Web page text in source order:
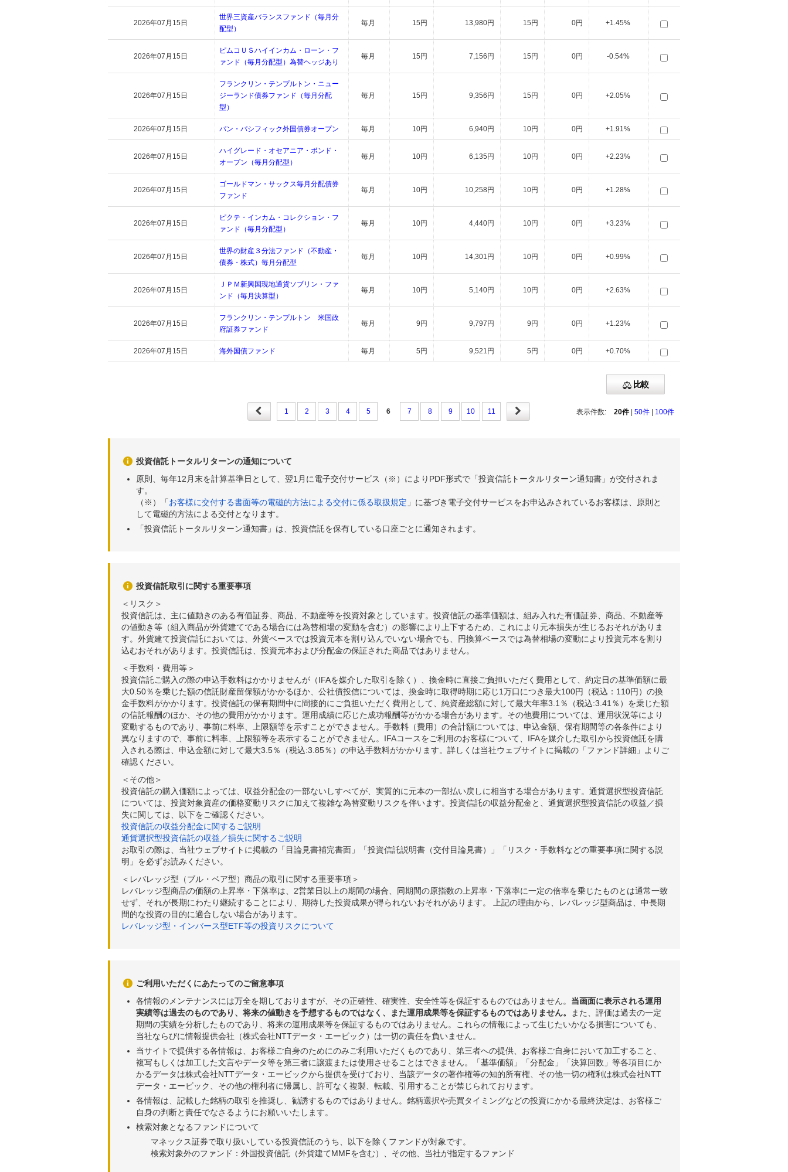
2026年07月15日
世界三資産バランスファンド（毎月分
配型）
毎月 15円 13,980円 15円 0円 +1.45%
2026年07月15日
ピムコＵＳハイインカム・ローン・フ
ァンド（毎月分配型）為替ヘッジあり
毎月 15円 7,156円 15円 0円 -0.54%
2026年07月15日
フランクリン・テンプルトン・ニュー
ジーランド債券ファンド（毎月分配
型）
毎月 15円 9,356円 15円 0円 +2.05%
2026年07月15日 パン・パシフィック外国債券オープン 毎月 10円 6,940円 10円 0円 +1.91%
2026年07月15日
ハイグレード・オセアニア・ボンド・
オープン（毎月分配型）
毎月 10円 6,135円 10円 0円 +2.23%
2026年07月15日
ゴールドマン・サックス毎月分配債券
ファンド
毎月 10円 10,258円 10円 0円 +1.28%
2026年07月15日
ピクテ・インカム・コレクション・フ
ァンド（毎月分配型）
毎月 10円 4,440円 10円 0円 +3.23%
2026年07月15日
世界の財産３分法ファンド（不動産・
債券・株式）毎月分配型
毎月 10円 14,301円 10円 0円 +0.99%
2026年07月15日
ＪＰＭ新興国現地通貨ソブリン・ファ
ンド（毎月決算型）
毎月 10円 5,140円 10円 0円 +2.63%
2026年07月15日
フランクリン・テンプルトン 米国政
府証券ファンド
毎月 9円 9,797円 9円 0円 +1.23%
2026年07月15日 海外国債ファンド 毎月 5円 9,521円 5円 0円 +0.70%
比較
1 2 3 4 5 6 7 8 9 10 11 表示件数: 20件 50件 100件
投資信託トータルリターンの通知について
原則、毎年12月末を計算基準日として、翌1月に電子交付サービス（※）によりPDF形式で「投資信託トータルリターン通知書」が交付されま
す。
（※）「お客様に交付する書面等の電磁的方法による交付に係る取扱規定 」に基づき電子交付サービスをお申込みされているお客様は、原則と
して電磁的方法による交付となります。
「投資信託トータルリターン通知書」は、投資信託を保有している口座ごとに通知されます。
投資信託取引に関する重要事項
＜リスク＞
投資信託は、主に値動きのある有価証券、商品、不動産等を投資対象としています。投資信託の基準価額は、組み入れた有価証券、商品、不動産等
の値動き等（組入商品が外貨建てである場合には為替相場の変動を含む）の影響により上下するため、これにより元本損失が生じるおそれがありま
す。外貨建て投資信託においては、外貨ベースでは投資元本を割り込んでいない場合でも、円換算ベースでは為替相場の変動により投資元本を割り
込むおそれがあります。投資信託は、投資元本および分配金の保証された商品ではありません。
＜手数料・費用等＞
投資信託ご購入の際の申込手数料はかかりませんが（IFAを媒介した取引を除く）、換金時に直接ご負担いただく費用として、約定日の基準価額に最
大0.50％を乗じた額の信託財産留保額がかかるほか、公社債投信については、換金時に取得時期に応じ1万口につき最大100円（税込：110円）の換
金手数料がかかります。投資信託の保有期間中に間接的にご負担いただく費用として、純資産総額に対して最大年率3.1％（税込:3.41％）を乗じた額
の信託報酬のほか、その他の費用がかかります。運用成績に応じた成功報酬等がかかる場合があります。その他費用については、運用状況等により
変動するものであり、事前に料率、上限額等を示すことができません。手数料（費用）の合計額については、申込金額、保有期間等の各条件により
異なりますので、事前に料率、上限額等を表示することができません。IFAコースをご利用のお客様について、IFAを媒介した取引から投資信託を購
入される際は、申込金額に対して最大3.5％（税込:3.85％）の申込手数料がかかります。詳しくは当社ウェブサイトに掲載の「ファンド詳細」よりご
確認ください。
＜その他＞
投資信託の購入価額によっては、収益分配金の一部ないしすべてが、実質的に元本の一部払い戻しに相当する場合があります。通貨選択型投資信託
については、投資対象資産の価格変動リスクに加えて複雑な為替変動リスクを伴います。投資信託の収益分配金と、通貨選択型投資信託の収益／損
失に関しては、以下をご確認ください。
投資信託の収益分配金に関するご説明
通貨選択型投資信託の収益／損失に関するご説明
お取引の際は、当社ウェブサイトに掲載の「目論見書補完書面」「投資信託説明書（交付目論見書）」「リスク・手数料などの重要事項に関する説
明」を必ずお読みください。
＜レバレッジ型（ブル・ベア型）商品の取引に関する重要事項＞
レバレッジ型商品の価額の上昇率・下落率は、2営業日以上の期間の場合、同期間の原指数の上昇率・下落率に一定の倍率を乗じたものとは通常一致
せず、それが長期にわたり継続することにより、期待した投資成果が得られないおそれがあります。 上記の理由から、レバレッジ型商品は、中長期
間的な投資の目的に適合しない場合があります。
レバレッジ型・インバース型ETF等の投資リスクについて
ご利用いただくにあたってのご留意事項
各情報のメンテナンスには万全を期しておりますが、その正確性、確実性、安全性等を保証するものではありません。 当画面に表示される運用
実績等は過去のものであり、将来の値動きを予想するものではなく、また運用成果等を保証するものではありません。
また、評価は過去の一定
期間の実績を分析したものであり、将来の運用成果等を保証するものではありません。これらの情報によって生じたいかなる損害についても、
当社ならびに情報提供会社（株式会社NTTデータ・エービック）は一切の責任を負いません。
当サイトで提供する各情報は、お客様ご自身のためにのみご利用いただくものであり、第三者への提供、お客様ご自身において加工すること、
複写もしくは加工した文言やデータ等を第三者に譲渡または使用させることはできません。「基準価額」「分配金」「決算回数」等各項目にか
かるデータは株式会社NTTデータ・エービックから提供を受けており、当該データの著作権等の知的所有権、その他一切の権利は株式会社NTT
データ・エービック、その他の権利者に帰属し、許可なく複製、転載、引用することが禁じられております。
各情報は、記載した銘柄の取引を推奨し、勧誘するものではありません。銘柄選択や売買タイミングなどの投資にかかる最終決定は、お客様ご
自身の判断と責任でなさるようにお願いいたします。
検索対象となるファンドについて
マネックス証券で取り扱いしている投資信託のうち、以下を除くファンドが対象です。
検索対象外のファンド：外国投資信託（外貨建てMMFを含む）、その他、当社が指定するファンド